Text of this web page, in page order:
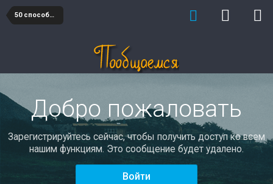
50 способов познакомиться и понравиться
Добро пожаловать
Зарегистрируйтесь сейчас, чтобы получить доступ ко всем
нашим функциям. Это сообщение будет удалено.
Войти